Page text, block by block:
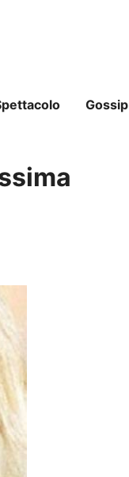
Gossip